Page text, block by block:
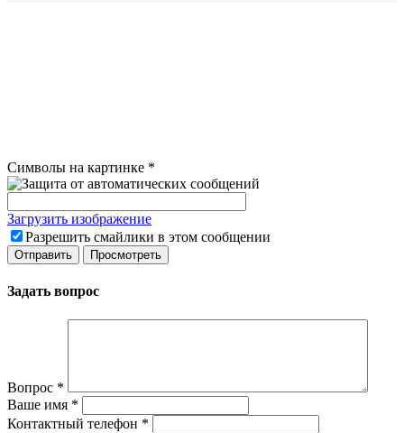
Символы на картинке *
Загрузить изображение
Разрешить смайлики в этом сообщении
Задать вопрос
Вопрос *
Ваше имя *
Контактный телефон *